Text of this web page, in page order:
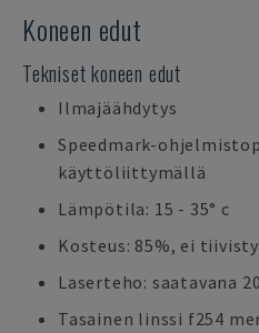
Koneen edut
Tekniset koneen edut
Ilmajäähdytys
Speedmark-
käyttöliittymällä
Lämpötila: 15 - 35° c
Kosteus: 85%, ei tiivisty
Laserteho: saatavana
Tasainen linssi f254